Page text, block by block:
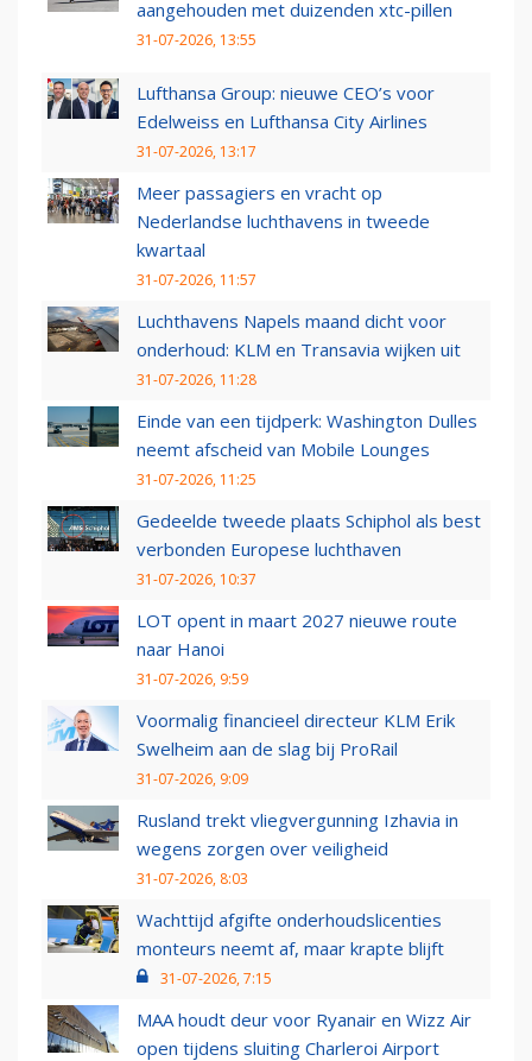
aangehouden met duizenden xtc-pillen
31-07-2026, 13:55
Lufthansa Group: nieuwe CEO’s voor
Edelweiss en Lufthansa City Airlines
31-07-2026, 13:17
Meer passagiers en vracht op
Nederlandse luchthavens in tweede
kwartaal
31-07-2026, 11:57
Luchthavens Napels maand dicht voor
onderhoud: KLM en Transavia wijken uit
31-07-2026, 11:28
Einde van een tijdperk: Washington Dulles
neemt afscheid van Mobile Lounges
31-07-2026, 11:25
Gedeelde tweede plaats Schiphol als best
verbonden Europese luchthaven
31-07-2026, 10:37
LOT opent in maart 2027 nieuwe route
naar Hanoi
31-07-2026, 9:59
Voormalig financieel directeur KLM Erik
Swelheim aan de slag bij ProRail
31-07-2026, 9:09
Rusland trekt vliegvergunning Izhavia in
wegens zorgen over veiligheid
31-07-2026, 8:03
Wachttijd afgifte onderhoudslicenties
monteurs neemt af, maar krapte blijft
31-07-2026, 7:15
MAA houdt deur voor Ryanair en Wizz Air
open tijdens sluiting Charleroi Airport